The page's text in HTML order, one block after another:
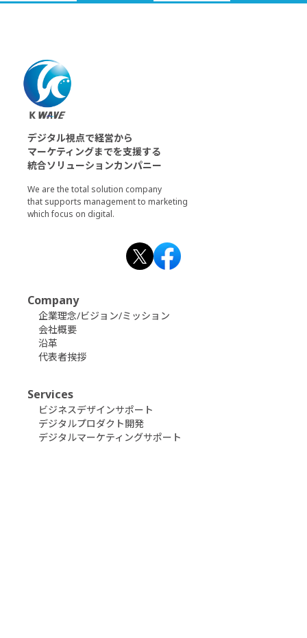
デジタル視点で経営から
マーケティングまでを支援する
統合ソリューションカンパニー
We are the total solution company
that supports management to marketing
which focus on digital.
Company
企業理念/ビジョン/ミッション
会社概要
沿革
代表者挨拶
Services
ビジネスデザインサポート
デジタルプロダクト開発
デジタルマーケティングサポート